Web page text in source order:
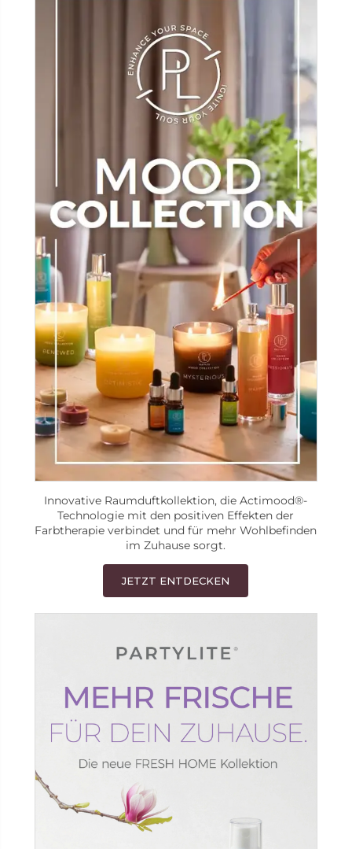
Innovative Raumduftkollektion, die Actimood®-
Technologie mit den positiven Effekten der
Farbtherapie verbindet und für mehr Wohlbefinden
im Zuhause sorgt.
JETZT ENTDECKEN